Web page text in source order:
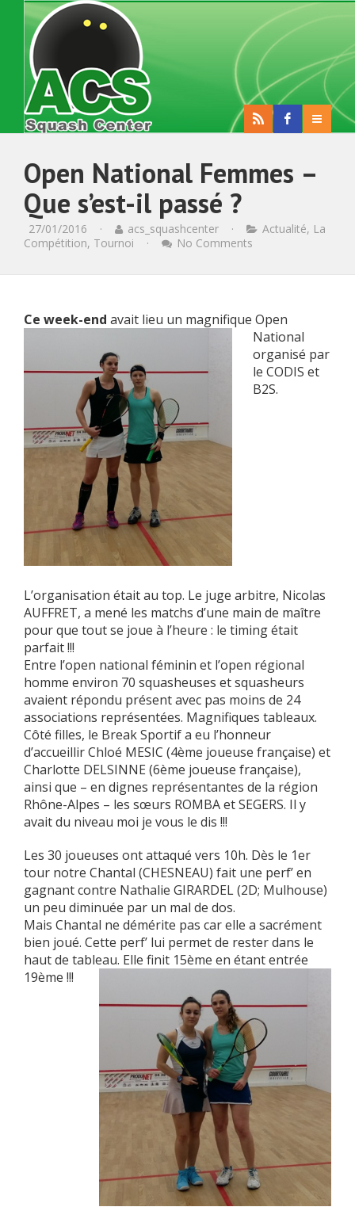
Open National Femmes –
Que s’est-il passé ?
27/01/2016 · acs_squashcenter · Actualité, La
Compétition, Tournoi · No Comments
Ce week-end avait lieu un magnifique Open
National
organisé par
le CODIS et
B2S.
L’organisation était au top. Le juge arbitre, Nicolas
AUFFRET, a mené les matchs d’une main de maître
pour que tout se joue à l’heure : le timing était
parfait !!!
Entre l’open national féminin et l’open régional
homme environ 70 squasheuses et squasheurs
avaient répondu présent avec pas moins de 24
associations représentées. Magnifiques tableaux.
Côté filles, le Break Sportif a eu l’honneur
d’accueillir Chloé MESIC (4ème joueuse française) et
Charlotte DELSINNE (6ème joueuse française),
ainsi que – en dignes représentantes de la région
Rhône-Alpes – les sœurs ROMBA et SEGERS. Il y
avait du niveau moi je vous le dis !!!
Les 30 joueuses ont attaqué vers 10h. Dès le 1er
tour notre Chantal (CHESNEAU) fait une perf’ en
gagnant contre Nathalie GIRARDEL (2D; Mulhouse)
un peu diminuée par un mal de dos.
Mais Chantal ne démérite pas car elle a sacrément
bien joué. Cette perf’ lui permet de rester dans le
haut de tableau. Elle finit 15ème en étant entrée
19ème !!!